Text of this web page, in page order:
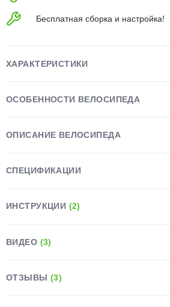
Бесплатная сборка и настройка!
ХАРАКТЕРИСТИКИ
ОСОБЕННОСТИ ВЕЛОСИПЕДА
ОПИСАНИЕ ВЕЛОСИПЕДА
СПЕЦИФИКАЦИИ
ИНСТРУКЦИИ (2)
ВИДЕО (3)
ОТЗЫВЫ (3)
Остались вопросы?